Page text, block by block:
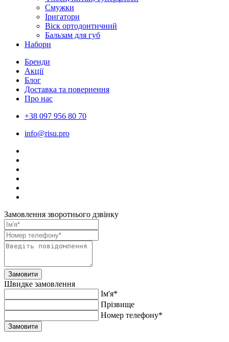
Смужки
Іригатори
Віск ортодонтичний
Бальзам для губ
Набори
Бренди
Акції
Блог
Доставка та повернення
Про нас
+38 097 956 80 70
info@risu.pro
Замовлення зворотнього дзвінку
Замовити
Швидке замовлення
Ім'я*
Прiзвище
Номер телефону*